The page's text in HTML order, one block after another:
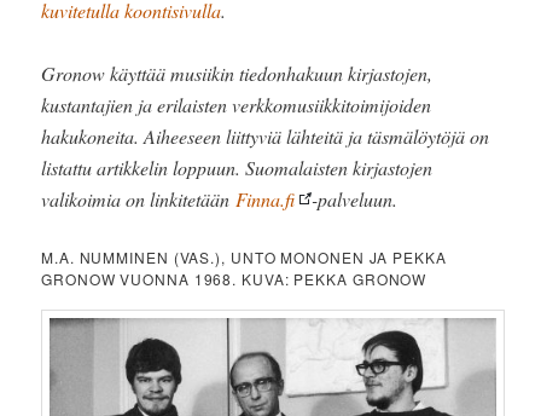
kuvitetulla koontisivulla.
Gronow käyttää musiikin tiedonhakuun kirjastojen,
kustantajien ja erilaisten verkkomusiikkitoimijoiden
hakukoneita. Aiheeseen liittyviä lähteitä ja täsmälöytöjä on
listattu artikkelin loppuun. Suomalaisten kirjastojen
valikoimia on linkitetään Finna.fi -palveluun.
M.A. NUMMINEN (VAS.), UNTO MONONEN JA PEKKA
GRONOW VUONNA 1968. KUVA: PEKKA GRONOW